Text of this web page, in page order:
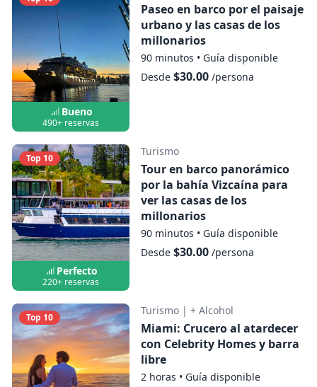
Bueno
490+ reservas
Paseo en barco por el paisaje
urbano y las casas de los
millonarios
90 minutos • Guía disponible
Desde $30.00/persona
Top 10
Perfecto
220+ reservas
Turismo
Tour en barco panorámico
por la bahía Vizcaína para
ver las casas de los
millonarios
90 minutos • Guía disponible
Desde $30.00/persona
Top 10
Turismo | + Alcohol
Miami: Crucero al atardecer
con Celebrity Homes y barra
libre
2 horas • Guía disponible